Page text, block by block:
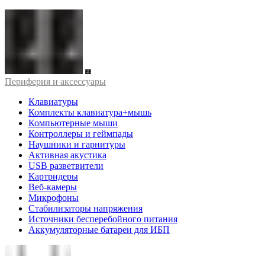
Периферия и аксессуары
Клавиатуры
Комплекты клавиатура+мышь
Компьютерные мыши
Контроллеры и геймпады
Наушники и гарнитуры
Активная акустика
USB разветвители
Картридеры
Веб-камеры
Микрофоны
Стабилизаторы напряжения
Источники бесперебойного питания
Аккумуляторные батареи для ИБП